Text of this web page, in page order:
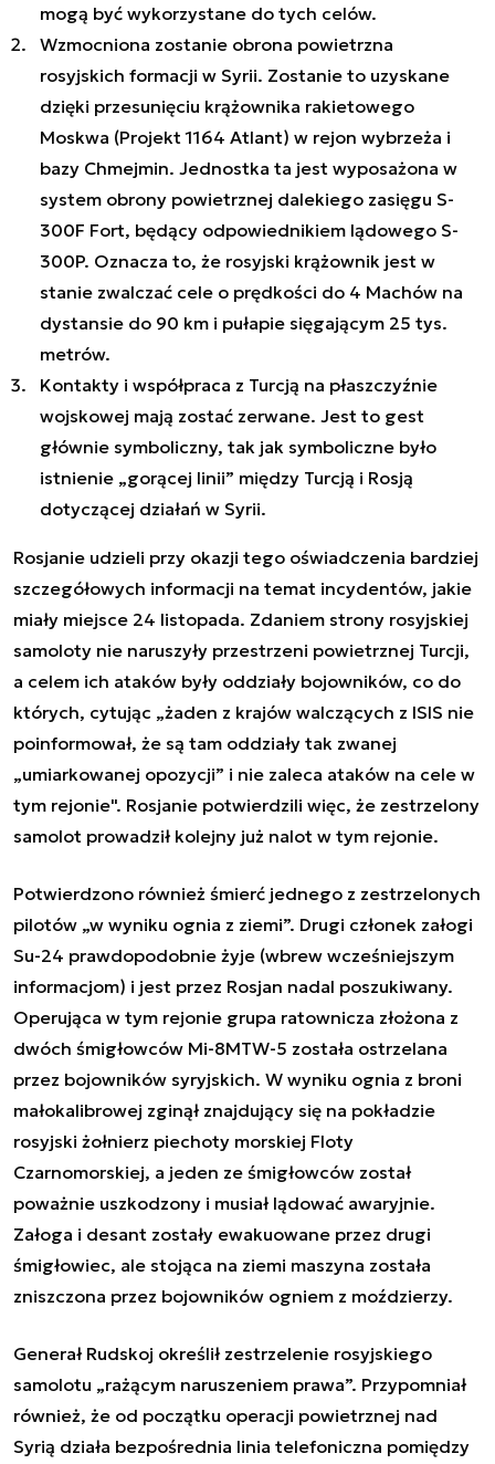
mogą być wykorzystane do tych celów.
Wzmocniona zostanie obrona powietrzna
rosyjskich formacji w Syrii. Zostanie to uzyskane
dzięki przesunięciu krążownika rakietowego
Moskwa (Projekt 1164 Atlant) w rejon wybrzeża i
bazy Chmejmin. Jednostka ta jest wyposażona w
system obrony powietrznej dalekiego zasięgu S-
300F Fort, będący odpowiednikiem lądowego S-
300P. Oznacza to, że rosyjski krążownik jest w
stanie zwalczać cele o prędkości do 4 Machów na
dystansie do 90 km i pułapie sięgającym 25 tys.
metrów.
Kontakty i współpraca z Turcją na płaszczyźnie
wojskowej mają zostać zerwane. Jest to gest
głównie symboliczny, tak jak symboliczne było
istnienie „gorącej linii” między Turcją i Rosją
dotyczącej działań w Syrii.
Rosjanie udzieli przy okazji tego oświadczenia bardziej
szczegółowych informacji na temat incydentów, jakie
miały miejsce 24 listopada. Zdaniem strony rosyjskiej
samoloty nie naruszyły przestrzeni powietrznej Turcji,
a celem ich ataków były oddziały bojowników, co do
których, cytując „żaden z krajów walczących z ISIS nie
poinformował, że są tam oddziały tak zwanej
„umiarkowanej opozycji” i nie zaleca ataków na cele w
tym rejonie". Rosjanie potwierdzili więc, że zestrzelony
samolot prowadził kolejny już nalot w tym rejonie.
Potwierdzono również śmierć jednego z zestrzelonych
pilotów „w wyniku ognia z ziemi”. Drugi członek załogi
Su-24 prawdopodobnie żyje (wbrew wcześniejszym
informacjom) i jest przez Rosjan nadal poszukiwany.
Operująca w tym rejonie grupa ratownicza złożona z
dwóch śmigłowców Mi-8MTW-5 została ostrzelana
przez bojowników syryjskich. W wyniku ognia z broni
małokalibrowej zginął znajdujący się na pokładzie
rosyjski żołnierz piechoty morskiej Floty
Czarnomorskiej, a jeden ze śmigłowców został
poważnie uszkodzony i musiał lądować awaryjnie.
Załoga i desant zostały ewakuowane przez drugi
śmigłowiec, ale stojąca na ziemi maszyna została
zniszczona przez bojowników ogniem z moździerzy.
Generał Rudskoj określił zestrzelenie rosyjskiego
samolotu „rażącym naruszeniem prawa”. Przypomniał
również, że od początku operacji powietrznej nad
Syrią działa bezpośrednia linia telefoniczna pomiędzy